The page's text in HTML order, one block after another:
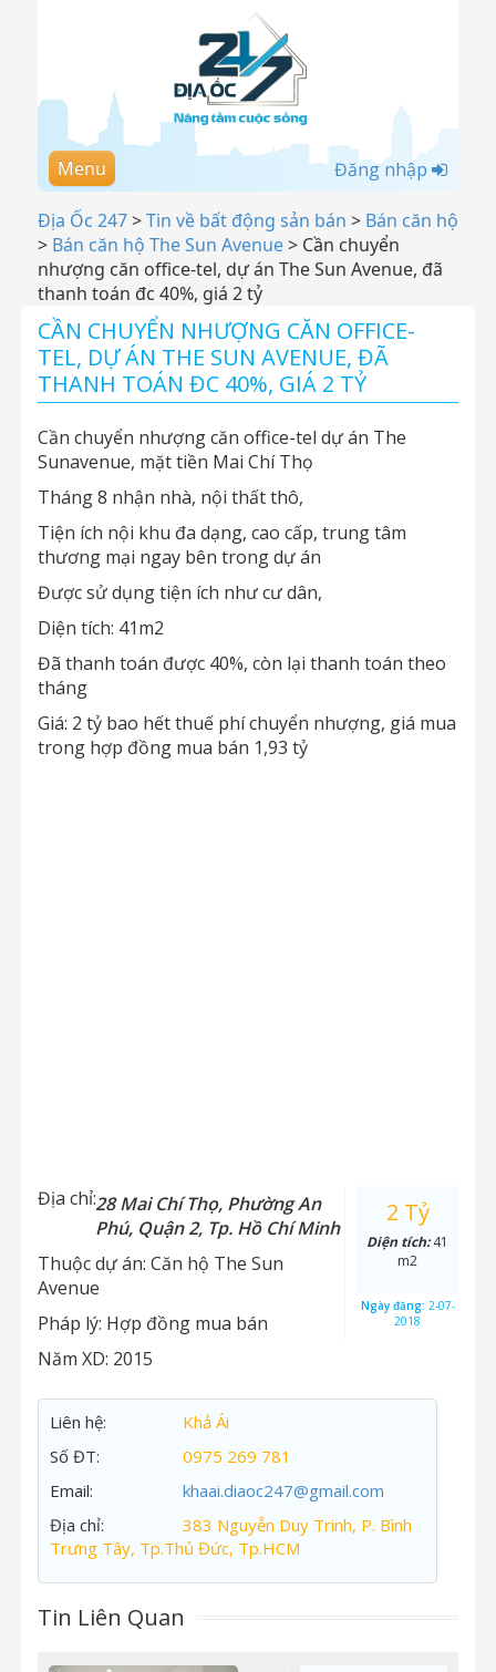
Menu Đăng nhập
Địa Ốc 247>Tin về bất động sản bán > Bán căn hộ
> Bán căn hộ The Sun Avenue> Cần chuyển
nhượng căn office-tel, dự án The Sun Avenue, đã
thanh toán đc 40%, giá 2 tỷ
CẦN CHUYỂN NHƯỢNG CĂN OFFICE-
TEL, DỰ ÁN THE SUN AVENUE, ĐÃ
THANH TOÁN ĐC 40%, GIÁ 2 TỶ
Cần chuyển nhượng căn office-tel dự án The
Sunavenue, mặt tiền Mai Chí Thọ
Tháng 8 nhận nhà, nội thất thô,
Tiện ích nội khu đa dạng, cao cấp, trung tâm
thương mại ngay bên trong dự án
Được sử dụng tiện ích như cư dân,
Diện tích: 41m2
Đã thanh toán được 40%, còn lại thanh toán theo
tháng
Giá: 2 tỷ bao hết thuế phí chuyển nhượng, giá mua
trong hợp đồng mua bán 1,93 tỷ
Địa chỉ:28 Mai Chí Thọ, Phường An
Phú, Quận 2, Tp. Hồ Chí Minh
Thuộc dự án: Căn hộ The Sun
Avenue
Pháp lý: Hợp đồng mua bán
Năm XD: 2015
2 Tỷ
Diện tích:41
m2
Ngày đăng: 2-07-
2018
Liên hệ:
Khả Ái
Số ĐT:
0975 269 781
Email:
khaai.diaoc247@gmail.com
Địa chỉ:
383 Nguyễn Duy Trinh, P. Bình
Trưng Tây, Tp.Thủ Đức, Tp.HCM
Tin Liên Quan